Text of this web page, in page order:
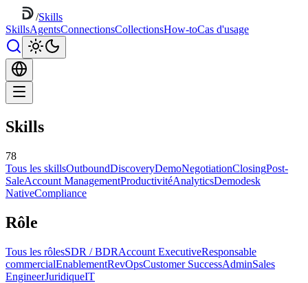
/Skills
SkillsAgentsConnectionsCollectionsHow-toCas d'usage
Skills
78
Tous les skillsOutboundDiscoveryDemoNegotiationClosingPost-
SaleAccount ManagementProductivitéAnalyticsDemodesk
NativeCompliance
Rôle
Tous les rôlesSDR / BDRAccount ExecutiveResponsable
commercialEnablementRevOpsCustomer SuccessAdminSales
EngineerJuridiqueIT